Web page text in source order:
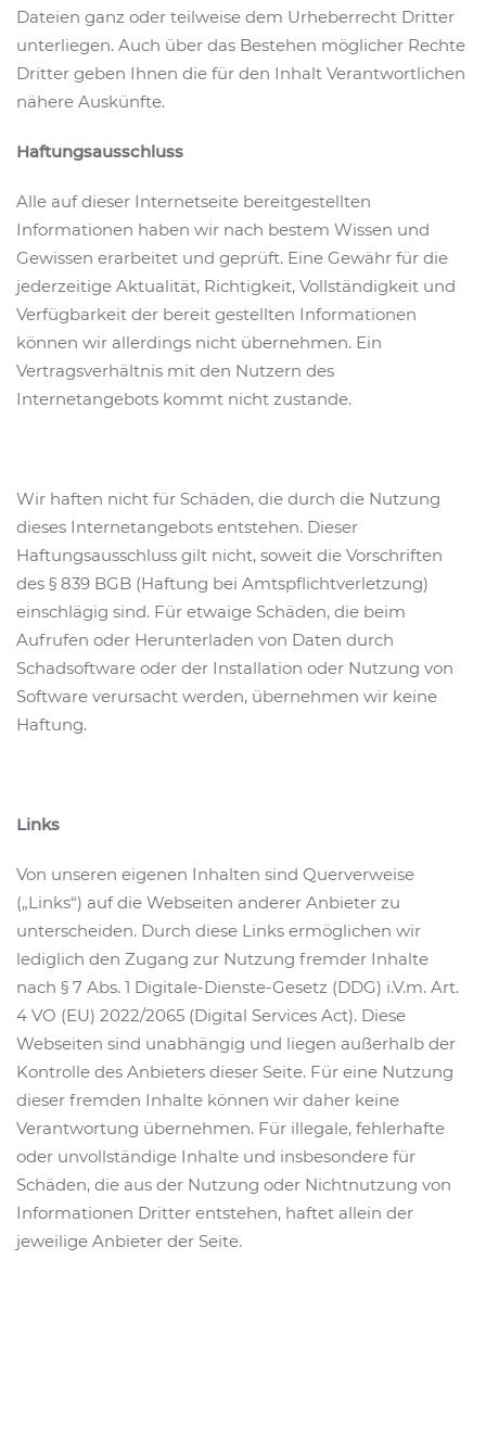
Dateien ganz oder teilweise dem Urheberrecht Dritter
unterliegen. Auch über das Bestehen möglicher Rechte
Dritter geben Ihnen die für den Inhalt Verantwortlichen
nähere Auskünfte.
Haftungsausschluss
Alle auf dieser Internetseite bereitgestellten
Informationen haben wir nach bestem Wissen und
Gewissen erarbeitet und geprüft. Eine Gewähr für die
jederzeitige Aktualität, Richtigkeit, Vollständigkeit und
Verfügbarkeit der bereit gestellten Informationen
können wir allerdings nicht übernehmen. Ein
Vertragsverhältnis mit den Nutzern des
Internetangebots kommt nicht zustande.
Wir haften nicht für Schäden, die durch die Nutzung
dieses Internetangebots entstehen. Dieser
Haftungsausschluss gilt nicht, soweit die Vorschriften
des § 839 BGB (Haftung bei Amtspflichtverletzung)
einschlägig sind. Für etwaige Schäden, die beim
Aufrufen oder Herunterladen von Daten durch
Schadsoftware oder der Installation oder Nutzung von
Software verursacht werden, übernehmen wir keine
Haftung.
Links
Von unseren eigenen Inhalten sind Querverweise
(„Links“) auf die Webseiten anderer Anbieter zu
unterscheiden. Durch diese Links ermöglichen wir
lediglich den Zugang zur Nutzung fremder Inhalte
nach § 7 Abs. 1 Digitale-Dienste-Gesetz (DDG) i.V.m. Art.
4 VO (EU) 2022/2065 (Digital Services Act). Diese
Webseiten sind unabhängig und liegen außerhalb der
Kontrolle des Anbieters dieser Seite. Für eine Nutzung
dieser fremden Inhalte können wir daher keine
Verantwortung übernehmen. Für illegale, fehlerhafte
oder unvollständige Inhalte und insbesondere für
Schäden, die aus der Nutzung oder Nichtnutzung von
Informationen Dritter entstehen, haftet allein der
jeweilige Anbieter der Seite.